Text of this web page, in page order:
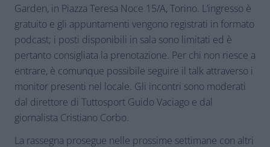
Garden, in Piazza Teresa Noce 15/A, Torino. L’ingresso è
gratuito e gli appuntamenti vengono registrati in formato
podcast; i posti disponibili in sala sono limitati ed è
pertanto consigliata la prenotazione. Per chi non riesce a
entrare, è comunque possibile seguire il talk attraverso i
monitor presenti nel locale. Gli incontri sono moderati
dal direttore di Tuttosport Guido Vaciago e dal
giornalista Cristiano Corbo.
La rassegna prosegue nelle prossime settimane con altri